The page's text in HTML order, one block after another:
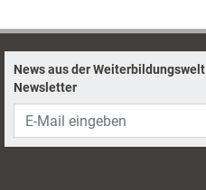
News aus der
Newsletter